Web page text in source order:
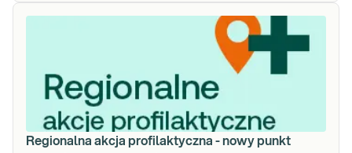
Regionalna akcja profilaktyczna - nowy punkt